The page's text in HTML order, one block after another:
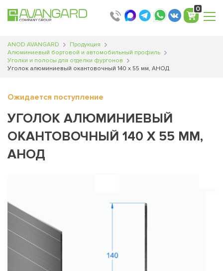
0
ANOD AVANGARD
Продукция
Алюминиевый бортовой и автомобильный профиль
Уголки и полосы для отделки фургонов
Уголок алюминиевый окантовочный 140 х 55 мм, АНОД
Ожидается поступление
УГОЛОК АЛЮМИНИЕВЫЙ
ОКАНТОВОЧНЫЙ 140 Х 55 ММ,
АНОД